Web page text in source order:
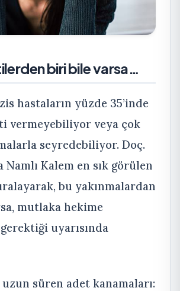
biri bile varsa…
hastaların yüzde 35’inde
vermeyebiliyor veya çok
seyredebiliyor. Doç.
Namlı Kalem en sık görülen
bu yakınmalardan
mutlaka hekime
uyarısında
uzun süren adet kanamaları: